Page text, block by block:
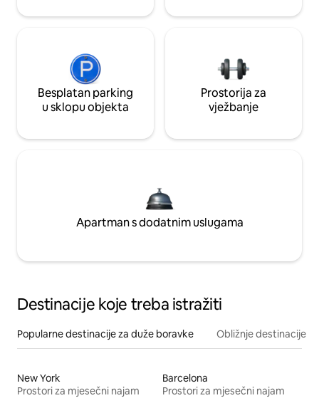
Besplatan parking
u sklopu objekta
Prostorija za
vježbanje
Apartman s dodatnim uslugama
Destinacije koje treba istražiti
Popularne destinacije za duže boravke Obližnje destinacije
New York
Prostori za mjesečni najam
Barcelona
Prostori za mjesečni najam